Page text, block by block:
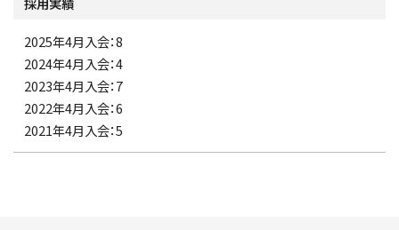
2025年4月入会：8
2024年4月入会：4
2023年4月入会：7
2022年4月入会：6
2021年4月入会：5